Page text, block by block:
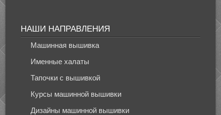
НАШИ НАПРАВЛЕНИЯ
Машинная вышивка
Именные халаты
Тапочки с вышивкой
Курсы машинной вышивки
Дизайны машинной вышивки